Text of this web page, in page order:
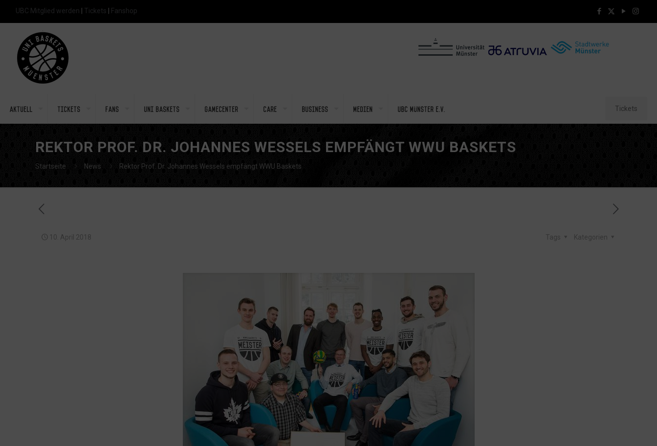
UBC Mitglied werden Tickets Fanshop
Aktuell Tickets Fans Uni Baskets Gamecenter Care Business Medien UBC Münster e.V. Tickets
REKTOR PROF. DR. JOHANNES WESSELS EMPFÄNGT WWU BASKETS
Startseite News Rektor Prof. Dr. Johannes Wessels empfängt WWU Baskets
10. April 2018 Kategorien
Tags